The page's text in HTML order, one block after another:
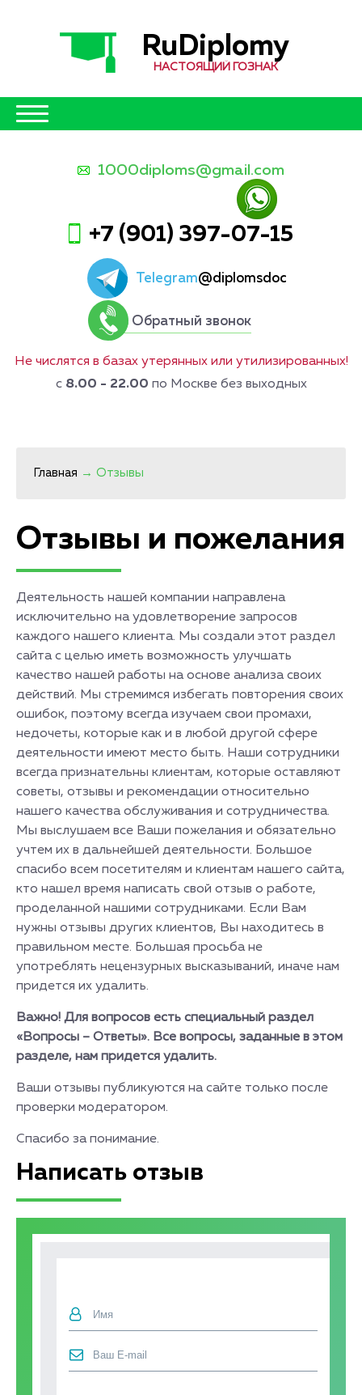
RuDiplomy
НАСТОЯЩИЙ ГОЗНАК
1000diploms@gmail.com
+7 (901) 397-07-15
Telegram@diplomsdoc
Обратный звонок
Не числятся в базах утерянных или утилизированных!
с 8.00 - 22.00 по Москве без выходных
Главная → Отзывы
Отзывы и пожелания
Деятельность нашей компании направлена
исключительно на удовлетворение запросов
каждого нашего клиента. Мы создали этот раздел
сайта с целью иметь возможность улучшать
качество нашей работы на основе анализа своих
действий. Мы стремимся избегать повторения своих
ошибок, поэтому всегда изучаем свои промахи,
недочеты, которые как и в любой другой сфере
деятельности имеют место быть. Наши сотрудники
всегда признательны клиентам, которые оставляют
советы, отзывы и рекомендации относительно
нашего качества обслуживания и сотрудничества.
Мы выслушаем все Ваши пожелания и обязательно
учтем их в дальнейшей деятельности. Большое
спасибо всем посетителям и клиентам нашего сайта,
кто нашел время написать свой отзыв о работе,
проделанной нашими сотрудниками. Если Вам
нужны отзывы других клиентов, Вы находитесь в
правильном месте. Большая просьба не
употреблять нецензурных высказываний, иначе нам
придется их удалить.
Важно! Для вопросов есть специальный раздел
«Вопросы – Ответы». Все вопросы, заданные в этом
разделе, нам придется удалить.
Ваши отзывы публикуются на сайте только после
проверки модератором.
Спасибо за понимание.
Написать отзыв